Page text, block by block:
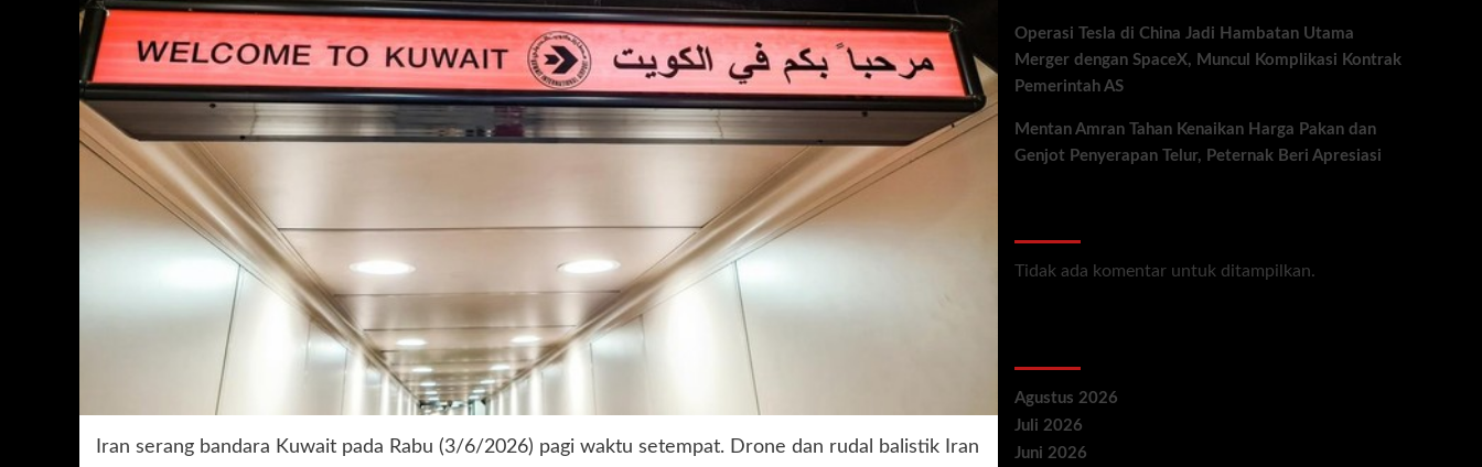
Iran serang bandara Kuwait pada Rabu (3/6/2026) pagi waktu setempat. Drone dan rudal balistik Iran
Operasi Tesla di China Jadi Hambatan Utama
Merger dengan SpaceX, Muncul Komplikasi Kontrak
Pemerintah AS
Mentan Amran Tahan Kenaikan Harga Pakan dan
Genjot Penyerapan Telur, Peternak Beri Apresiasi
Tidak ada komentar untuk ditampilkan.
Agustus 2026
Juli 2026
Juni 2026